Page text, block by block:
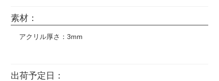
素材：
アクリル厚さ：3mm
出荷予定日：